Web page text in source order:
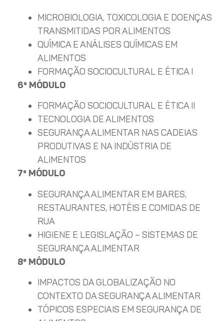
MICROBIOLOGIA, TOXICOLOGIA E DOENÇAS
TRANSMITIDAS POR ALIMENTOS
QUÍMICA E ANÁLISES QUÍMICAS EM
ALIMENTOS
FORMAÇÃO SOCIOCULTURAL E ÉTICA I
6º MÓDULO
FORMAÇÃO SOCIOCULTURAL E ÉTICA II
TECNOLOGIA DE ALIMENTOS
SEGURANÇA ALIMENTAR NAS CADEIAS
PRODUTIVAS E NA INDÚSTRIA DE
ALIMENTOS
7º MÓDULO
SEGURANÇA ALIMENTAR EM BARES,
RESTAURANTES, HOTÉIS E COMIDAS DE
RUA
HIGIENE E LEGISLAÇÃO – SISTEMAS DE
SEGURANÇA ALIMENTAR
8º MÓDULO
IMPACTOS DA GLOBALIZAÇÃO NO
CONTEXTO DA SEGURANÇA ALIMENTAR
TÓPICOS ESPECIAIS EM SEGURANÇA DE